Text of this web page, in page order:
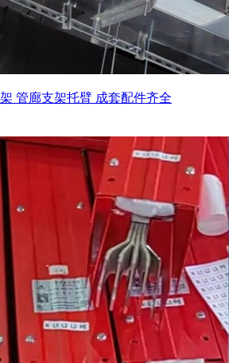
管廊支架托臂 成套配件齐全